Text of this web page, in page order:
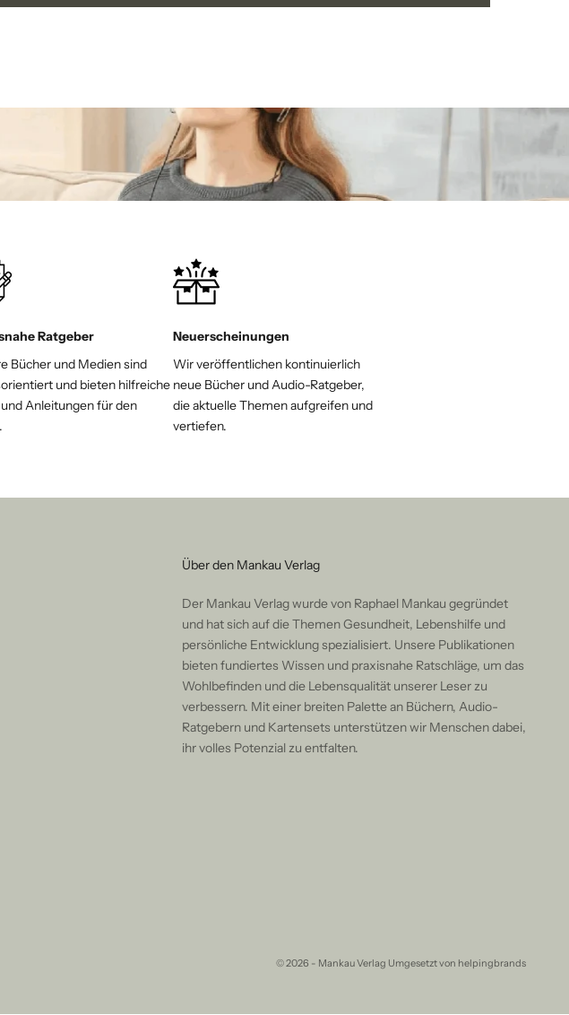
Ratgeber
Bücher und Medien sind
und bieten hilfreiche
Anleitungen für den
Neuerscheinungen
Wir veröffentlichen kontinuierlich
neue Bücher und Audio-Ratgeber,
die aktuelle Themen aufgreifen und
vertiefen.
Über den Mankau Verlag
Der Mankau Verlag wurde von Raphael Mankau gegründet
und hat sich auf die Themen Gesundheit, Lebenshilfe und
persönliche Entwicklung spezialisiert. Unsere Publikationen
bieten fundiertes Wissen und praxisnahe Ratschläge, um das
Wohlbefinden und die Lebensqualität unserer Leser zu
verbessern. Mit einer breiten Palette an Büchern, Audio-
Ratgebern und Kartensets unterstützen wir Menschen dabei,
ihr volles Potenzial zu entfalten.
© 2026 - Mankau Verlag Umgesetzt von helpingbrands